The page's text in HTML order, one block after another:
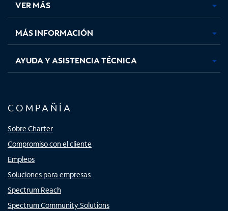
pestaña
nueva
pestaña
nueva
pestaña
nuevanueva
VER MÁS
MÁS INFORMACIÓN
AYUDA Y ASISTENCIA TÉCNICA
COMPAÑÍA
Sobre Charter
Compromiso con el cliente
Empleos
Soluciones para empresas
Spectrum Reach
Spectrum Community Solutions